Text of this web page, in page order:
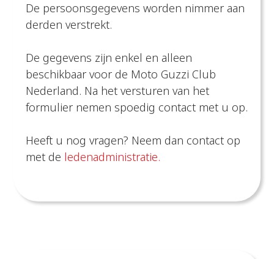
De persoonsgegevens worden nimmer aan
derden verstrekt.
De gegevens zijn enkel en alleen
beschikbaar voor de Moto Guzzi Club
Nederland. Na het versturen van het
formulier nemen spoedig contact met u op.
Heeft u nog vragen? Neem dan contact op
met de ledenadministratie.